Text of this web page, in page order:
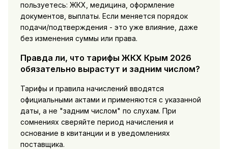
пользуетесь: ЖКХ, медицина, оформление
документов, выплаты. Если меняется порядок
подачи/подтверждения - это уже влияние, даже
без изменения суммы или права.
Правда ли, что тарифы ЖКХ Крым 2026
обязательно вырастут и задним числом?
Тарифы и правила начислений вводятся
официальными актами и применяются с указанной
даты, а не "задним числом" по слухам. При
сомнениях сверяйте период начисления и
основание в квитанции и в уведомлениях
поставщика.